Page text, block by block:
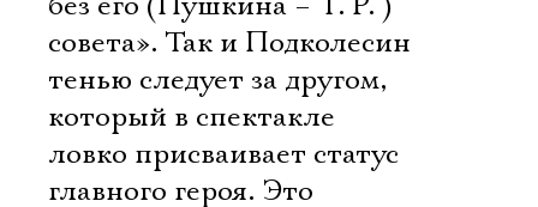
совета». Так и Подколесин
тенью следует за другом,
который в спектакле
ловко присваивает статус
главного героя. Это
Имя